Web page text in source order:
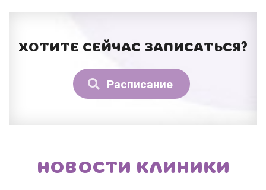
ХОТИТЕ СЕЙЧАС ЗАПИСАТЬСЯ?
Расписание
НОВОСТИ КЛИНИКИ